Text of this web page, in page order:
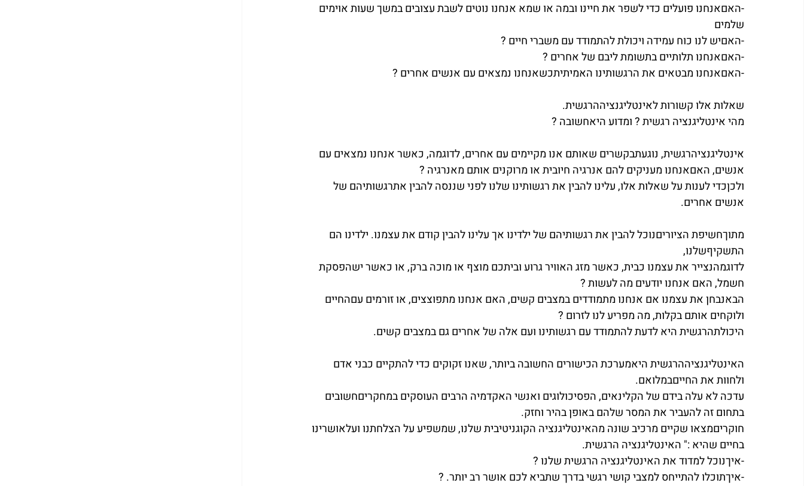
-האםאנחנו פועלים כדי לשפר את חיינו ובמה או שמא אנחנו נוטים לשבת עצובים במשך שעות אוימים
שלמים
-האםיש לנו כוח עמידה ויכולת להתמודד עם משברי חיים ?
-האםאנחנו תלותיים בתשומת ליבם של אחרים ?
-האםאנחנו מבטאים את הרגשותינו האמיתיתכשאנחנו נמצאים עם אנשים אחרים ?
שאלות אלו קשורות לאינטליגנציההרגשית.
מהי אינטליגנציה רגשית ? ומדוע היאחשובה ?
אינטליגנציהרגשית, נוגעתבקשרים שאותם אנו מקיימים עם אחרים, לדוגמה, כאשר אנחנו נמצאים עם
אנשים, האםאנחנו מעניקים להם אנרגיה חיובית או מרוקנים אותם מאנרגיה ?
ולכןכדי לענות על שאלות אלו, עלינו להבין את רגשותינו שלנו לפני שננסה להבין אתרגשותיהם של
אנשים אחרים.
מתוךחשיפת הציוריםנוכל להבין את רגשותיהם של ילדינו אך עלינו להבין קודם את עצמנו. ילדינו הם
התשקיףשלנו,
לדוגמהנצייר את עצמנו כבית, כאשר מזג האוויר גרוע וביתכם מוצף או מוכה ברק, או כאשר ישהפסקת
חשמל, האם אנחנו יודעים מה לעשות ?
הבאנבחן את עצמנו אם אנחנו מתמודדים במצבים קשים, האם אנחנו מתפוצצים, או זורמים עםהחיים
ולוקחים אותם בקלות, מה מפריע לנו לזרום ?
היכולתהרגשית היא לדעת להתמודד עם רגשותינו ועם אלה של אחרים גם במצבים קשים.
האינטליגנציההרגשית היאמערכת הכישורים החשובה ביותר, שאנו זקוקים כדי להתקיים כבני אדם
ולחוות את החייםבמלואם.
עדכה לא עלה בידם של הקלינאים, הפסיכולוגים ואנשי האקדמיה הרבים העוסקים במחקריםחשובים
בתחום זה להעביר את המסר שלהם באופן בהיר וחזק.
חוקריםמצאו שקיים מרכיב שונה מהאינטליגנציה הקוגניטיבית שלנו, שמשפיע על הצלחתנו ועלאושרינו
בחיים שהיא :" האינטליגנציה הרגשית.
-איךנוכל למדוד את האינטליגנציה הרגשית שלנו ?
-איךתוכלו להתייחס למצבי קושי רגשי בדרך שתביא לכם אושר רב יותר. ?